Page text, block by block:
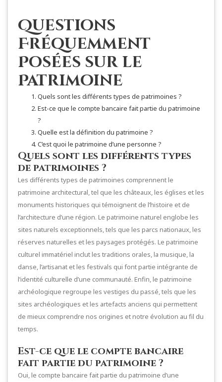
Questions
Fréquemment
Posées sur le
Patrimoine
Quels sont les différents types de patrimoines ?
Est-ce que le compte bancaire fait partie du patrimoine
?
Quelle est la définition du patrimoine ?
C’est quoi le patrimoine d’une personne ?
Quels sont les différents types
de patrimoines ?
Les différents types de patrimoines comprennent le
patrimoine architectural, tel que les châteaux, les églises et les
monuments historiques qui témoignent de l’histoire et de
l’architecture d’une région. Le patrimoine naturel englobe les
sites naturels exceptionnels, tels que les parcs nationaux, les
réserves naturelles et les paysages protégés. Le patrimoine
culturel immatériel inclut les traditions orales, la musique, la
danse, l’artisanat et les festivals qui font partie intégrante de
l’identité culturelle d’une communauté. Enfin, le patrimoine
archéologique regroupe les vestiges du passé, tels que les
sites archéologiques et les artefacts anciens qui permettent
de mieux comprendre nos origines et notre évolution au fil du
temps.
Est-ce que le compte bancaire
fait partie du patrimoine ?
Oui, le compte bancaire fait partie du patrimoine d’une